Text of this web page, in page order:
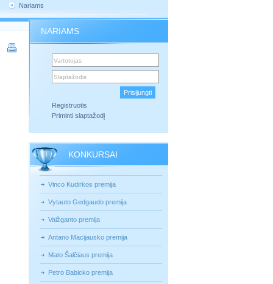
Nariams
NARIAMS
Registruotis
Priminti slaptažodį
KONKURSAI
Vinco Kudirkos premija
Vytauto Gedgaudo premija
Vaižganto premija
Antano Macijausko premija
Mato Šalčiaus premija
Petro Babicko premija